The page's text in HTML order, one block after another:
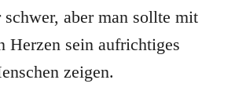
aber man sollte mit
Herzen sein aufrichtiges
zeigen.